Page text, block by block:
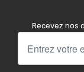
Recevez nos